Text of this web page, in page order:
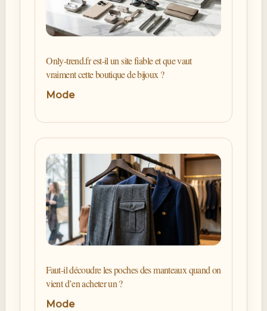
Only-trend.fr est-il un site fiable et que vaut
vraiment cette boutique de bijoux ?
Mode
Faut-il découdre les poches des manteaux quand on
vient d’en acheter un ?
Mode